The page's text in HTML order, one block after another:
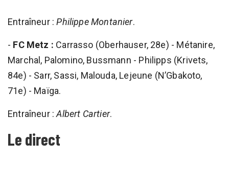
Entraîneur :Philippe Montanier.
- FC Metz : Carrasso (Oberhauser, 28e) - Métanire,
Marchal, Palomino, Bussmann - Philipps (Krivets,
84e) - Sarr, Sassi, Malouda, Lejeune (N’Gbakoto,
71e) - Maïga.
Entraîneur :Albert Cartier.
Le direct